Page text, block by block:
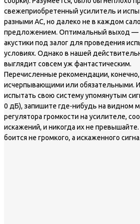
свежеприобретенный усилитель и
разными АС, но далеко не в каждом
предложением. Оптимальный выход —
акустики под залог для проведения
условиях. Однако в нашей
выглядит совсем уж фантастическим.
Перечисленные рекомендации,
исчерпывающими или обязательными.
испытать свою систему упомянутым
0 дБ), запишите где-нибудь на видном
регулятора громкости на усилителе,
искажений, и никогда их не
боится не громкого, а искаженного